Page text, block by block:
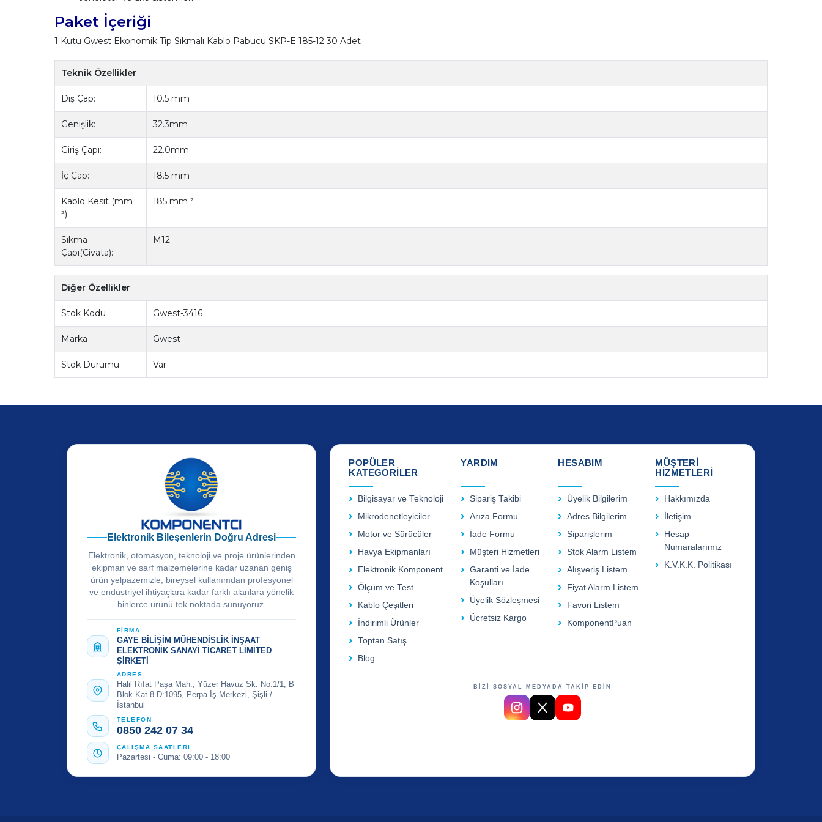
Paket İçeriği
1 Kutu Gwest Ekonomik Tip Sıkmalı Kablo Pabucu SKP-E 185-12 30 Adet
Teknik Özellikler
Dış Çap: 10.5 mm
Genişlik: 32.3mm
Giriş Çapı: 22.0mm
İç Çap: 18.5 mm
Kablo Kesit (mm
²):
185 mm ²
Sıkma
Çapı(Civata):
M12
Diğer Özellikler
Stok Kodu Gwest-3416
Marka Gwest
Stok Durumu Var
Elektronik Bileşenlerin Doğru Adresi
Elektronik, otomasyon, teknoloji ve proje ürünlerinden
ekipman ve sarf malzemelerine kadar uzanan geniş
ürün yelpazemizle; bireysel kullanımdan profesyonel
ve endüstriyel ihtiyaçlara kadar farklı alanlara yönelik
binlerce ürünü tek noktada sunuyoruz.
FİRMA
GAYE BİLİŞİM MÜHENDİSLİK İNŞAAT
ELEKTRONİK SANAYİ TİCARET LİMİTED
ŞİRKETİ
ADRES
Halil Rıfat Paşa Mah., Yüzer Havuz Sk. No:1/1, B
Blok Kat 8 D:1095, Perpa İş Merkezi, Şişli /
İstanbul
TELEFON
0850 242 07 34
ÇALIŞMA SAATLERİ
Pazartesi - Cuma: 09:00 - 18:00
POPÜLER
KATEGORİLER
Bilgisayar ve Teknoloji
Mikrodenetleyiciler
Motor ve Sürücüler
Havya Ekipmanları
Elektronik Komponent
Ölçüm ve Test
Kablo Çeşitleri
İndirimli Ürünler
Toptan Satış
Blog
YARDIM
Sipariş Takibi
Arıza Formu
İade Formu
Müşteri Hizmetleri
Garanti ve İade
Koşulları
Üyelik Sözleşmesi
Ücretsiz Kargo
HESABIM
Üyelik Bilgilerim
Adres Bilgilerim
Siparişlerim
Stok Alarm Listem
Alışveriş Listem
Fiyat Alarm Listem
Favori Listem
KomponentPuan
MÜŞTERİ
HİZMETLERİ
Hakkımızda
İletişim
Hesap
Numaralarımız
K.V.K.K. Politikası
BİZİ SOSYAL MEDYADA TAKİP EDİN